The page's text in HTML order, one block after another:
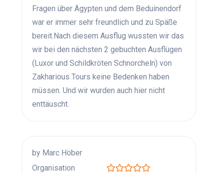
Fragen über Ägypten und dem Beduinendorf
war er immer sehr freundlich und zu Späße
bereit.Nach diesem Ausflug wussten wir das
wir bei den nächsten 2 gebuchten Ausflügen
(Luxor und Schildkröten Schnorcheln) von
Zakharious Tours keine Bedenken haben
müssen. Und wir wurden auch hier nicht
enttäuscht.
by Marc Höber
Organisation